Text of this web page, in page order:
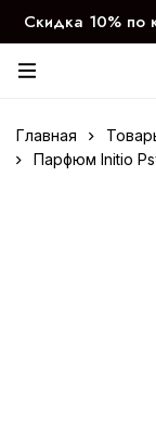
Скидка 10% по
Главная
Парфюм Initio